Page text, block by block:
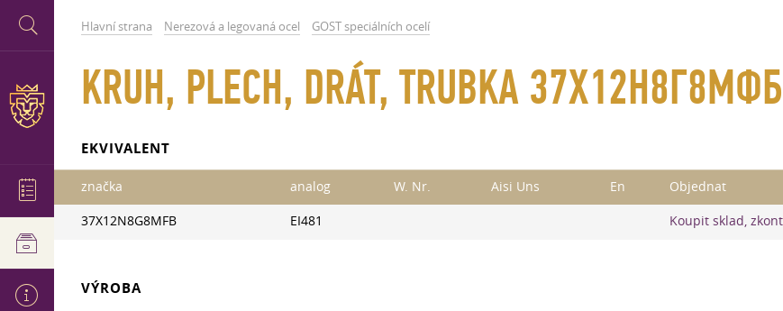
Hlavní strana Nerezová a legovaná ocel GOST speciálních ocelí
KRUH, PLECH, DRÁT, TRUBKA
EKVIVALENT
značka analog W. Nr. Aisi Uns En Objednat
37X12N8G8MFB EI481 Koupit sklad,
VÝROBA